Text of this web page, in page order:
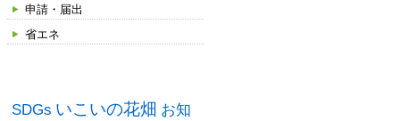
申請・届出
省エネ
SDGs いこいの花畑 お知